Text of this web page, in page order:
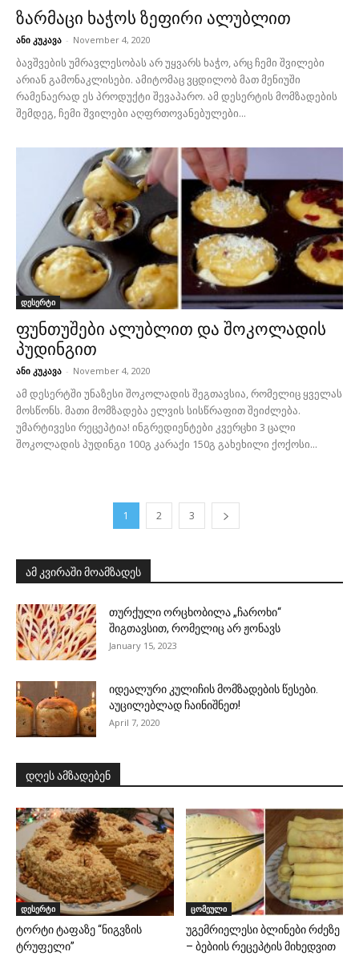
ზარმაცი ხაჭოს ზეფირი ალუბლით
ანი კუკავა - November 4, 2020
ბავშვების უმრავლესობას არ უყვარს ხაჭო, არც ჩემი შვილები
არიან გამონაკლისები. ამიტომაც ვცდილობ მათ მენიუში
რამენაერად ეს პროდუქტი შევაპარო. ამ დესერტის მომზადების
შემდეგ, ჩემი შვილები აღფრთოვანებულები...
დესერტი
ფუნთუშები ალუბლით და შოკოლადის
პუდინგით
ანი კუკავა - November 4, 2020
ამ დესერტში უნაზესი შოკოლადის შეგთავსია, რომელიც ყველას
მოსწონს. მათი მომზადება ელვის სისწრაფით შეიძლება.
უმარტივესი რეცეპტია! ინგრედიენტები კვერცხი 3 ცალი
შოკოლადის პუდინგი 100გ კარაქი 150გ გახეხილი ქოქოსი...
1 2 3
ამ კვირაში მოამზადეს
თურქული ორცხობილა „ჩაროხი“
შიგთავსით, რომელიც არ ჟონავს
January 15, 2023
იდეალური კულიჩის მომზადების წესები.
აუცილებლად ჩაინიშნეთ!
April 7, 2020
დღეს ამზადებენ
დესერტი
ტორტი ტაფაზე “ნიგვზის
ტრუფელი”
ცომეული
უგემრიელესი ბლინები რძეზე
– ბებიის რეცეპტის მიხედვით